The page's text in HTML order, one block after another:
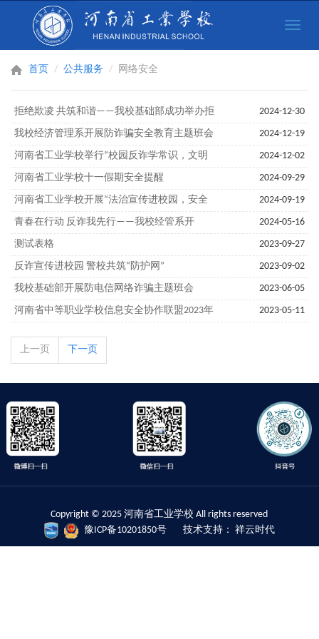
Toggle
首页 公共服务 网络安全
拒绝欺凌 共筑和谐——我校基础部成功举办拒
绝校园欺凌主题班会
2024-12-30
我校经济管理系开展防诈骗安全教育主题班会 2024-12-19
河南省工业学校举行“校园反诈学常识，文明
实践共参与”主题宣讲活动
2024-12-02
河南省工业学校十一假期安全提醒 2024-09-29
河南省工业学校开展“法治宣传进校园，安全
教育促成长”法制安全进校园活动
2024-09-19
青春在行动 反诈我先行——我校经管系开
展“庆五一迎五四”反诈防骗主题活动
2024-05-16
测试表格 2023-09-27
反诈宣传进校园 警校共筑“防护网” 2023-09-02
我校基础部开展防电信网络诈骗主题班会 2023-06-05
河南省中等职业学校信息安全协作联盟2023年
2023-05-11
上一页 下一页
Copyright © 2025 河南省工业学校 All rights reserved
豫ICP备10201850号
技术支持： 祥云时代